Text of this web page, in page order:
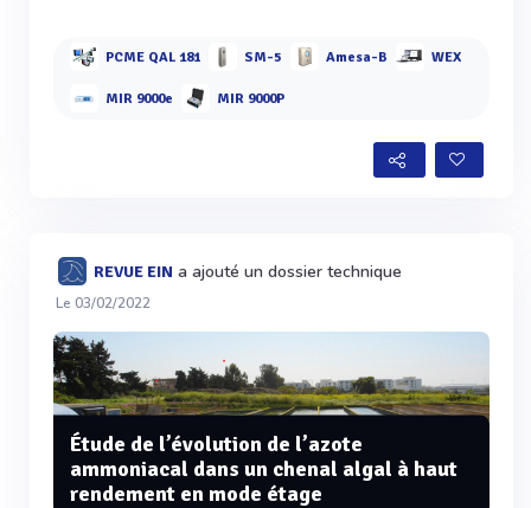
PCME QAL 181 SM-5 Amesa-B WEX
MIR 9000e MIR 9000P
REVUE EIN a ajouté un dossier technique
Le 03/02/2022
Étude de l’évolution de l’azote
ammoniacal dans un chenal algal à haut
rendement en mode étage